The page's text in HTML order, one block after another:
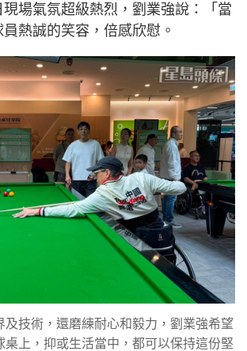
場氣氛超級熱烈，劉業強說：「當
熱誠的笑容，倍感欣慰。
及技術，還磨練耐心和毅力，劉業強希望
桌上，抑或生活當中，都可以保持這份堅